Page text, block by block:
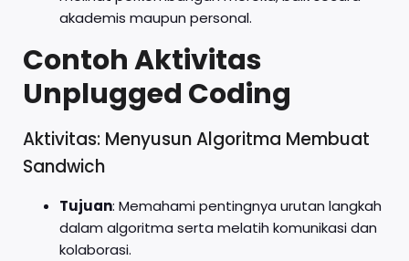
akademis maupun personal.
Contoh Aktivitas
Unplugged Coding
Aktivitas: Menyusun Algoritma Membuat
Sandwich
Tujuan: Memahami pentingnya urutan langkah
dalam algoritma serta melatih komunikasi dan
kolaborasi.